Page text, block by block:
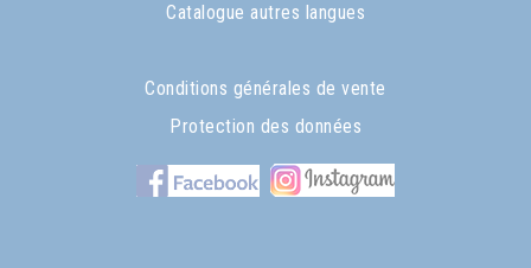
Catalogue autres langues
Conditions générales de vente
Protection des données